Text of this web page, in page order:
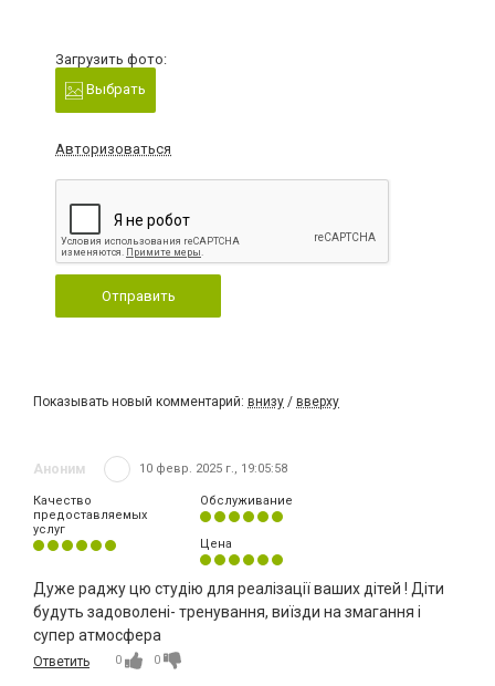
Загрузить фото:
Выбрать
Авторизоваться
Отправить
Показывать новый комментарий: внизу / вверху
Аноним 10 февр. 2025 г., 19:05:58
Качество
предоставляемых
услуг
Обслуживание
Цена
Дуже раджу цю студію для реалізації ваших дітей ! Діти
будуть задоволені- тренування, виїзди на змагання і
супер атмосфера
Ответить 0 0